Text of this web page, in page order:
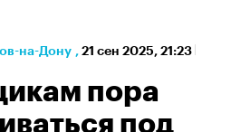
на-Дону , 21 сен 2025, 21:23
пора
под